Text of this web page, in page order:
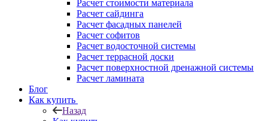
Расчет стоимости материала
Расчет сайдинга
Расчет фасадных панелей
Расчет софитов
Расчет водосточной системы
Расчет террасной доски
Расчет поверхностной дренажной системы
Расчет ламината
Блог
Как купить
Назад